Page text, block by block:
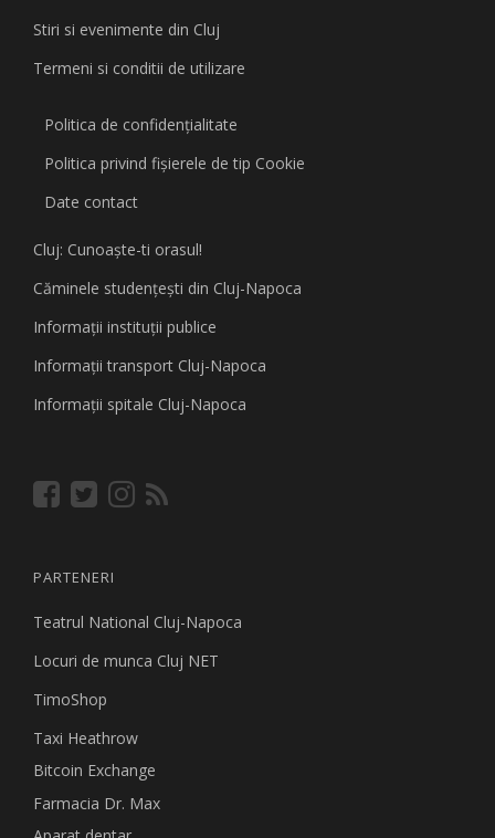
Stiri si evenimente din Cluj
Termeni si conditii de utilizare
Politica de confidențialitate
Politica privind fişierele de tip Cookie
Date contact
Cluj: Cunoaşte-ti orasul!
Căminele studenţeşti din Cluj-Napoca
Informaţii instituţii publice
Informaţii transport Cluj-Napoca
Informaţii spitale Cluj-Napoca
PARTENERI
Teatrul National Cluj-Napoca
Locuri de munca Cluj NET
TimoShop
Taxi Heathrow
Bitcoin Exchange
Farmacia Dr. Max